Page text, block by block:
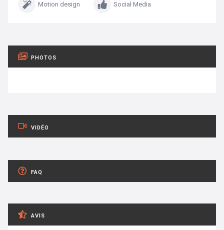
Motion design Social Media
PHOTOS
VIDÉO
FAQ
AVIS